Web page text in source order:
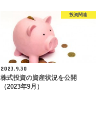
投資関連
2023.9.30
株式投資の資産状況を公開
（2023年9月）